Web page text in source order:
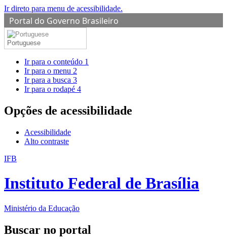
Ir direto para menu de acessibilidade.
Portal do Governo Brasileiro
Portuguese
Ir para o conteúdo 1
Ir para o menu 2
Ir para a busca 3
Ir para o rodapé 4
Opções de acessibilidade
Acessibilidade
Alto contraste
IFB
Instituto Federal de Brasília
Ministério da Educação
Buscar no portal